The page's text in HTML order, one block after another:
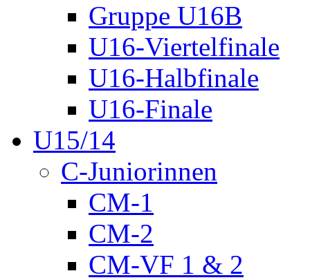
Gruppe U16B
U16-Viertelfinale
U16-Halbfinale
U16-Finale
U15/14
C-Juniorinnen
CM-1
CM-2
CM-VF 1 & 2